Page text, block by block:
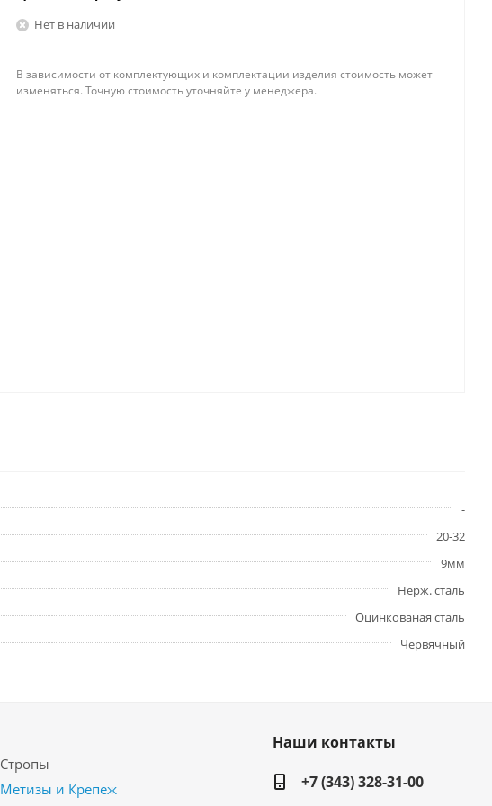
Нет в наличии
В зависимости от комплектующих и комплектации изделия стоимость может
изменяться. Точную стоимость уточняйте у менеджера.
-
20-32
9мм
Нерж. сталь
Оцинкованая сталь
Червячный
Стропы
Метизы и Крепеж
Наши контакты
+7 (343) 328-31-00